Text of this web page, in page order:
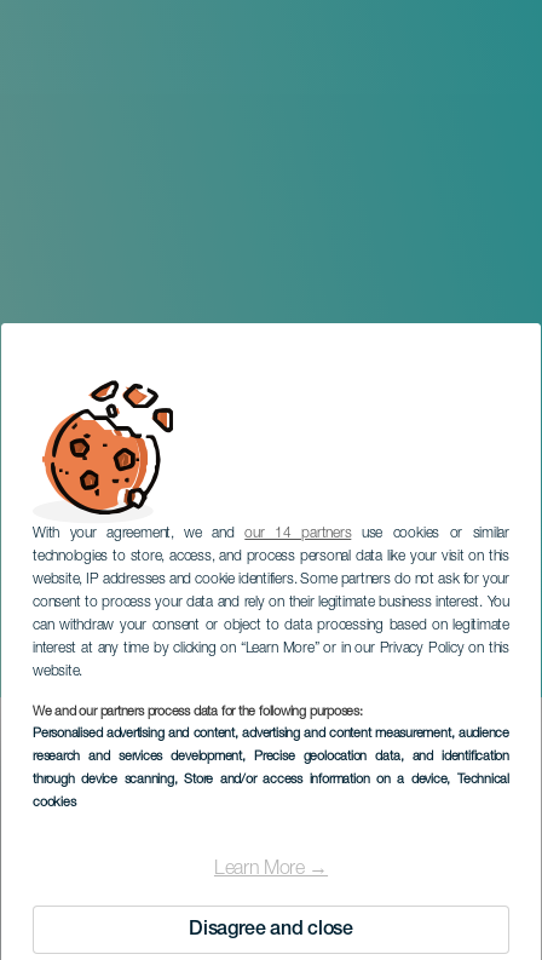
With your agreement, we andour 14 partnersuse cookies or similar
technologies to store, access, and process personal data like your visit on this
website, IP addresses and cookie identifiers. Some partners do not ask for your
consent to process your data and rely on their legitimate business interest. You
can withdraw your consent or object to data processing based on legitimate
interest at any time by clicking on “Learn More” or in our Privacy Policy on this
website.
We and our partners process data for the following purposes:
Personalised advertising and content, advertising and content measurement, audience
research and services development, Precise geolocation data, and identification
through device scanning, Store and/or access information on a device, Technical
cookies
Learn More →
Disagree and close
Van Polo naar Polo. Een
reis met National
Geographic
TENERIFE
Imagen
Listado